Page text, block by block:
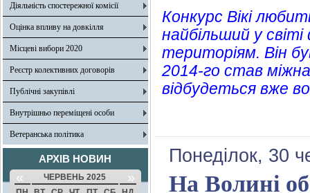
Діяльність спостережної комісії
Оцінка впливу на довкілля
Місцеві вибори 2020
Реєстр колективних договорів
Публічні закупівлі
Внутрішньо переміщені особи
Ветеранська політика
АРХІВ НОВИН
« ЧЕРВЕНЬ 2025 »
Конкурс Вікі
найбільший у
територіям. Він
2014-го став
відбудеться вже
Понеділок, 30
На Волині